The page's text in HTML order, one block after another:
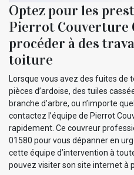
Optez pour les
Pierrot Couverture
procéder à des
toiture
Lorsque vous avez des fuites de
pièces d’ardoise, des tuiles
branche d’arbre, ou n’importe
contactez l’équipe de Pierrot
rapidement. Ce couvreur
01580 pour vous dépanner en
cette équipe d’intervention à
pouvez visiter son site internet à